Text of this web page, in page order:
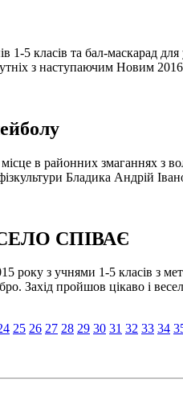
5 класів та бал-маскарад
з наступаючим Новим
в районних змаганнях з
Бладика Андрій
СПІВАЄ
з учнями 1-5 класів з
Захід пройшов цікаво
25 26 27 28 29 30 31 32 33 34